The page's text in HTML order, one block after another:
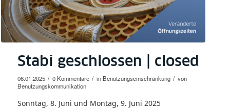
Stabi geschlossen | closed
06.01.2025 / 0 Kommentare / in Benutzungseinschränkung / von
Benutzungskommunikation
Sonntag, 8. Juni und Montag, 9. Juni 2025